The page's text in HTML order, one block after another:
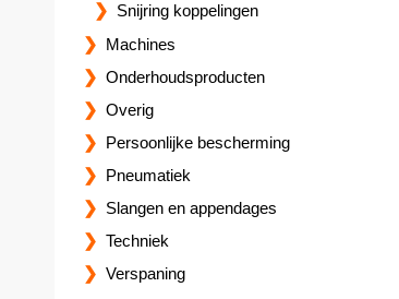
Snijring koppelingen
Machines
Onderhoudsproducten
Overig
Persoonlijke bescherming
Pneumatiek
Slangen en appendages
Techniek
Verspaning